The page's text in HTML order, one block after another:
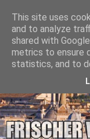
This site uses
and to analyze
shared with
metrics to ensure
statistics, and to